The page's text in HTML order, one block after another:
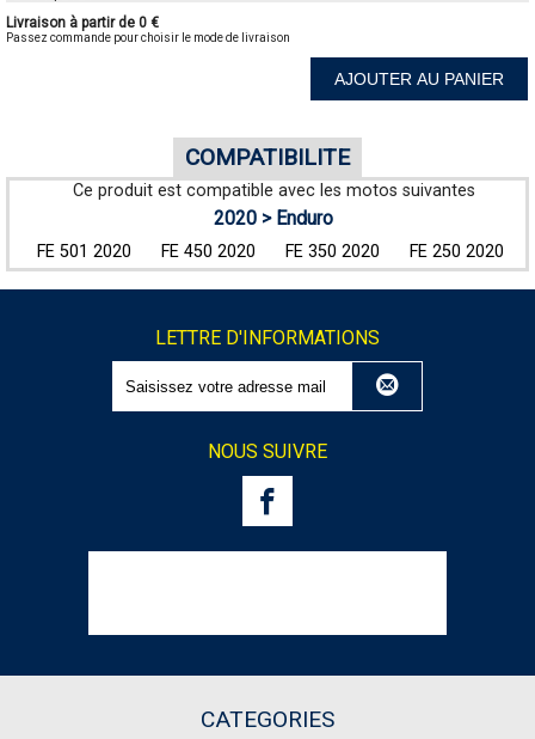
Livraison à partir de 0 €
Passez commande pour choisir le mode de livraison
AJOUTER AU PANIER
COMPATIBILITE
Ce produit est compatible avec les motos suivantes
2020 > Enduro
FE 501 2020 FE 450 2020 FE 350 2020 FE 250 2020
LETTRE D'INFORMATIONS
NOUS SUIVRE
CATEGORIES